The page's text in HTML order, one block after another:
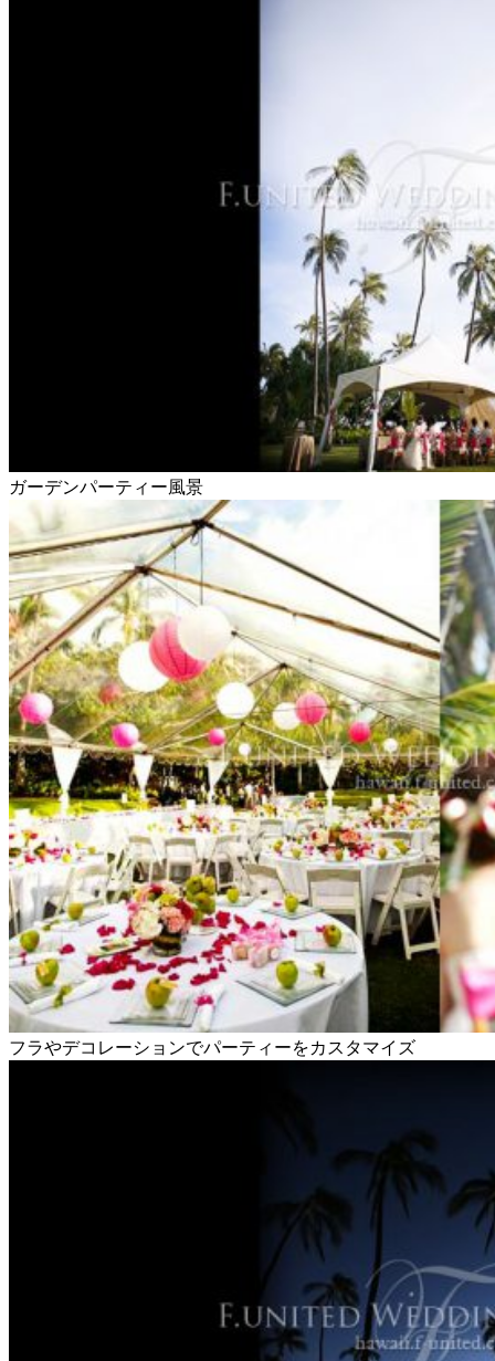
ガーデンパーティー風景
フラやデコレーションでパーティーをカスタマイズ